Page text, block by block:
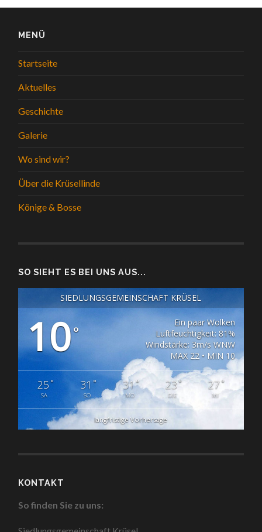
MENÜ
Startseite
Aktuelles
Geschichte
Galerie
Wo sind wir?
Über die Krüsellinde
Könige & Bosse
SO SIEHT ES BEI UNS AUS...
SIEDLUNGSGEMEINSCHAFT KRÜSEL
10°
Ein paar Wolken
Luftfeuchtigkeit: 81%
Windstärke: 3m/s WNW
MAX 22 • MIN 10
25°
SA
31 °
SO
31°
MO
23°
DIE
27°
MI
langfristige Vorhersage
KONTAKT
So finden Sie zu uns: